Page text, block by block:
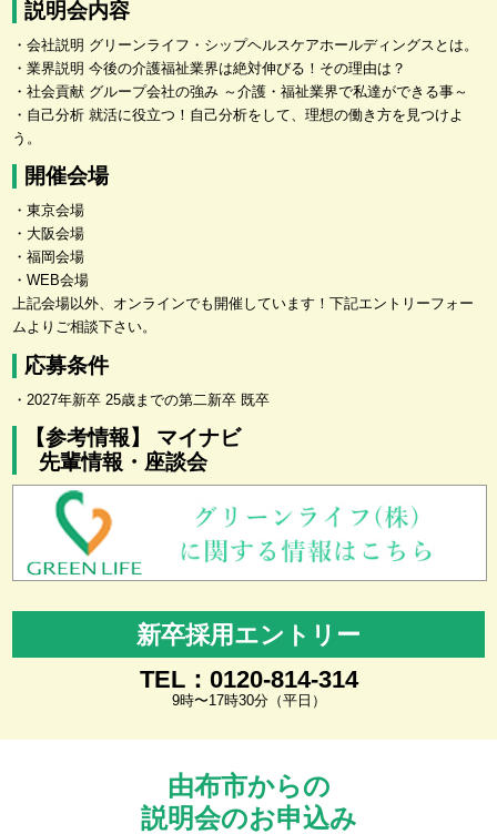
説明会内容
・会社説明 グリーンライフ・シップヘルスケアホールディングスとは。
・業界説明 今後の介護福祉業界は絶対伸びる！その理由は？
・社会貢献 グループ会社の強み ～介護・福祉業界で私達ができる事～
・自己分析 就活に役立つ！自己分析をして、理想の働き方を見つけよ
う。
開催会場
・東京会場
・大阪会場
・福岡会場
・WEB会場
上記会場以外、オンラインでも開催しています！下記エントリーフォー
ムよりご相談下さい。
応募条件
・2027年新卒 25歳までの第二新卒 既卒
【参考情報】 マイナビ
先輩情報・座談会
新卒採用エントリー
TEL：0120-814-314
9時〜17時30分（平日）
由布市からの
説明会のお申込み